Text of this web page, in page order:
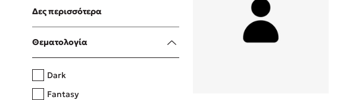
Η μέθοδος Αφήστε τους
Λευκώματα - Έγχρωμοι οδηγοί
Μαγειρική
Δες περισσότερα
Θεματολογία
Dark
Fantasy